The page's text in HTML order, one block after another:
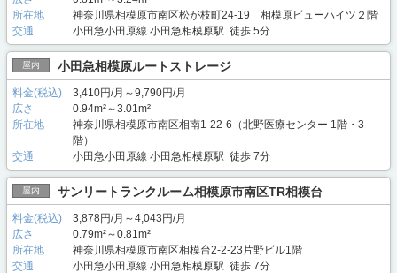
所在地
神奈川県相模原市南区松が枝町24-19 相模原ビューハイツ２階
交通
小田急小田原線 小田急相模原駅 徒歩 5分
屋内 小田急相模原ルートストレージ
料金(税込)
3,410円/月～9,790円/月
広さ
0.94m²～3.01m²
所在地
神奈川県相模原市南区相南1-22-6（北野医療センター 1階・3
階）
交通
小田急小田原線 小田急相模原駅 徒歩 7分
屋内 サンリートランクルーム相模原市南区TR相模台
料金(税込)
3,878円/月～4,043円/月
広さ
0.79m²～0.81m²
所在地
神奈川県相模原市南区相模台2-2-23片野ビル1階
交通
小田急小田原線 小田急相模原駅 徒歩 7分